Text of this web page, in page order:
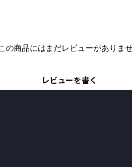
の商品にはまだレビューがありま
レビューを書く